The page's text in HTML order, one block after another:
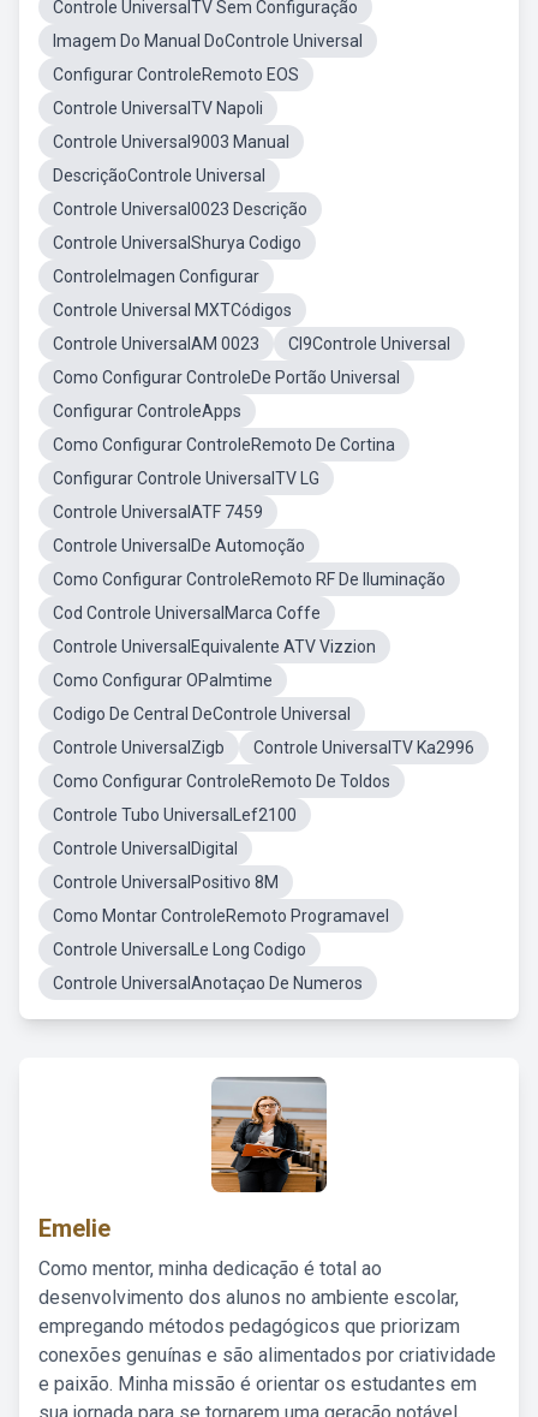
Controle UniversalTV Sem Configuração
Imagem Do Manual DoControle Universal
Configurar ControleRemoto EOS
Controle UniversalTV Napoli
Controle Universal9003 Manual
DescriçãoControle Universal
Controle Universal0023 Descrição
Controle UniversalShurya Codigo
ControleImagen Configurar
Controle Universal MXTCódigos
Controle UniversalAM 0023
Cl9Controle Universal
Como Configurar ControleDe Portão Universal
Configurar ControleApps
Como Configurar ControleRemoto De Cortina
Configurar Controle UniversalTV LG
Controle UniversalATF 7459
Controle UniversalDe Automoção
Como Configurar ControleRemoto RF De Iluminação
Cod Controle UniversalMarca Coffe
Controle UniversalEquivalente ATV Vizzion
Como Configurar OPalmtime
Codigo De Central DeControle Universal
Controle UniversalZigb
Controle UniversalTV Ka2996
Como Configurar ControleRemoto De Toldos
Controle Tubo UniversalLef2100
Controle UniversalDigital
Controle UniversalPositivo 8M
Como Montar ControleRemoto Programavel
Controle UniversalLe Long Codigo
Controle UniversalAnotaçao De Numeros
Emelie
Como mentor, minha dedicação é total ao
desenvolvimento dos alunos no ambiente escolar,
empregando métodos pedagógicos que priorizam
conexões genuínas e são alimentados por criatividade
e paixão. Minha missão é orientar os estudantes em